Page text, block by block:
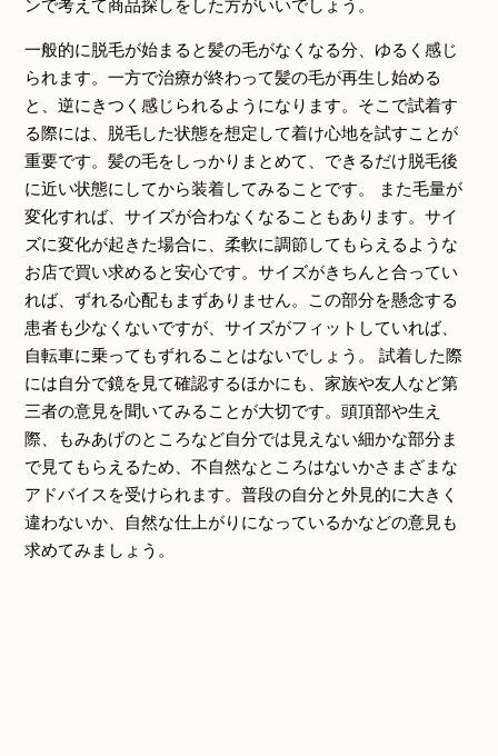
ンで考えて商品探しをした方がいいでしょう。
一般的に脱毛が始まると髪の毛がなくなる分、ゆるく感じ
られます。一方で治療が終わって髪の毛が再生し始める
と、逆にきつく感じられるようになります。そこで試着す
る際には、脱毛した状態を想定して着け心地を試すことが
重要です。髪の毛をしっかりまとめて、できるだけ脱毛後
に近い状態にしてから装着してみることです。 また毛量が
変化すれば、サイズが合わなくなることもあります。サイ
ズに変化が起きた場合に、柔軟に調節してもらえるような
お店で買い求めると安心です。サイズがきちんと合ってい
れば、ずれる心配もまずありません。この部分を懸念する
患者も少なくないですが、サイズがフィットしていれば、
自転車に乗ってもずれることはないでしょう。 試着した際
には自分で鏡を見て確認するほかにも、家族や友人など第
三者の意見を聞いてみることが大切です。頭頂部や生え
際、もみあげのところなど自分では見えない細かな部分ま
で見てもらえるため、不自然なところはないかさまざまな
アドバイスを受けられます。普段の自分と外見的に大きく
違わないか、自然な仕上がりになっているかなどの意見も
求めてみましょう。